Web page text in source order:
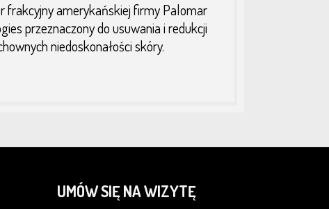
frakcyjny amerykańskiej firmy Palomar
przeznaczony do usuwania i redukcji
niedoskonałości skóry.
UMÓW SIĘ NA WIZYTĘ